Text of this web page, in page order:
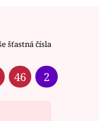
šťastná čísla
46 2